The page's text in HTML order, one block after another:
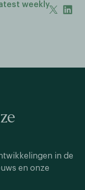
weekly
in de
en onze